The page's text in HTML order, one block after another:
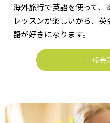
海外旅行で英語を使って、
レッスンが楽しいから、
語が好きになります。
一般会